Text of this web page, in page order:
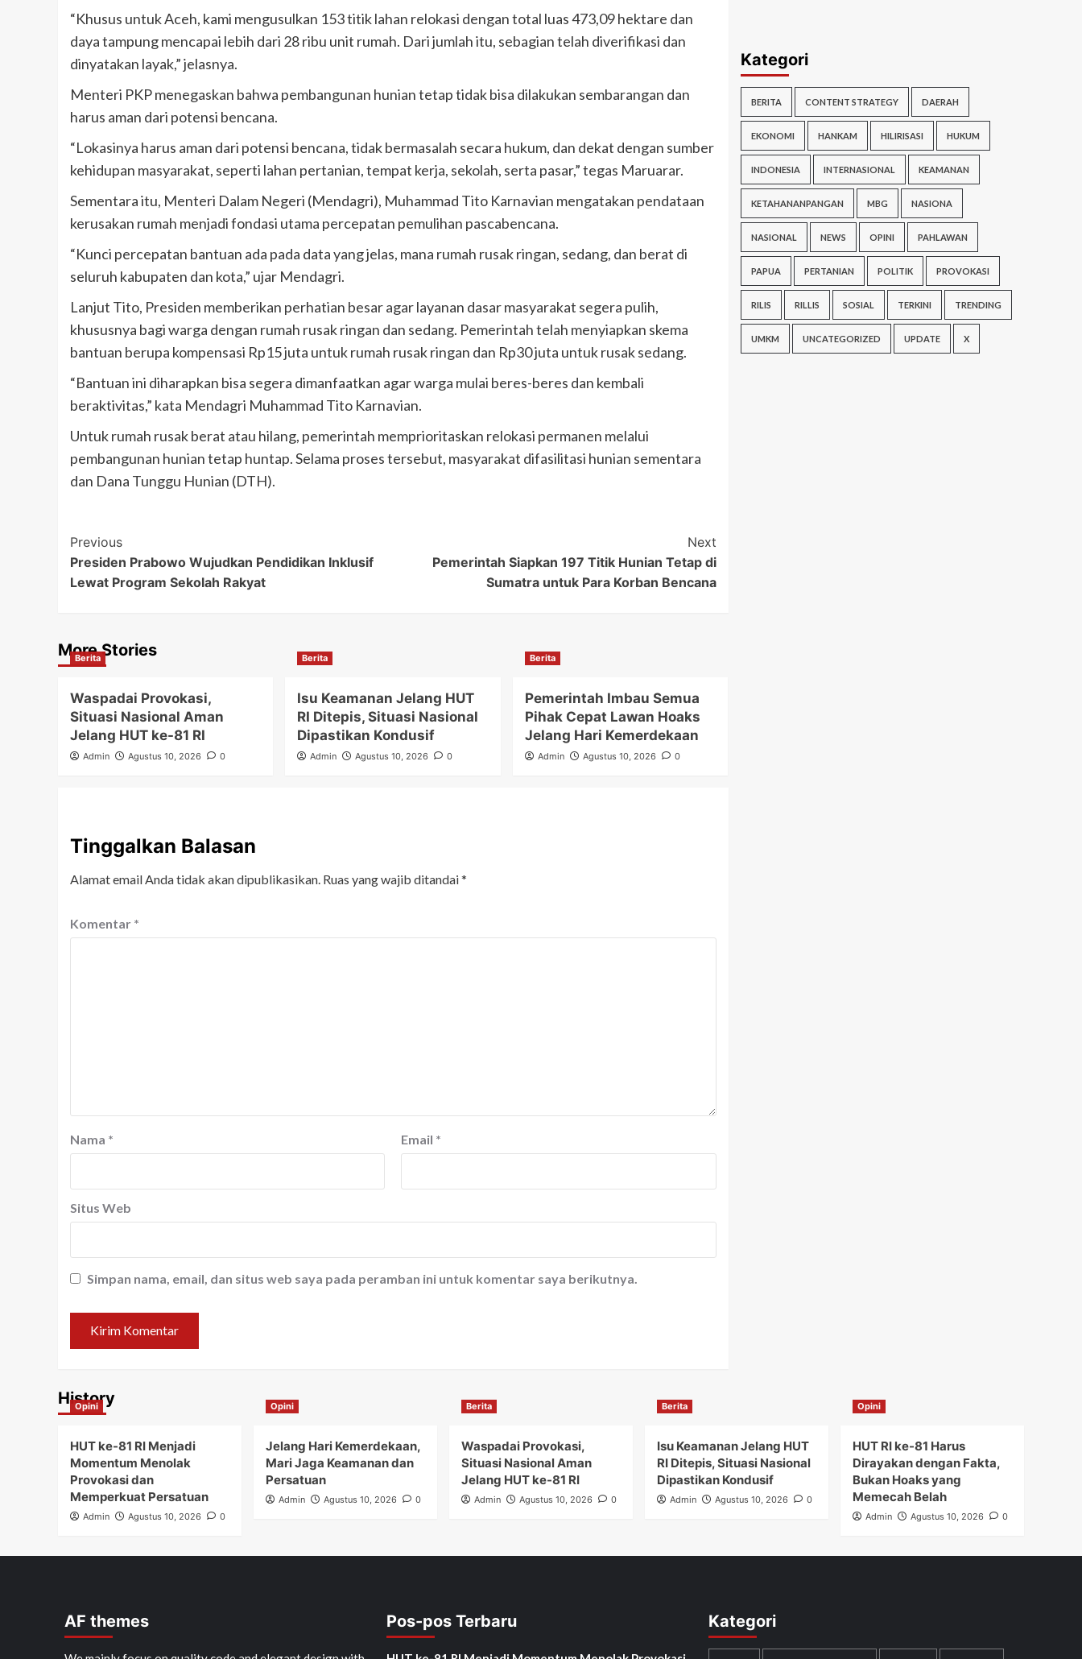
“Khusus untuk Aceh, kami mengusulkan 153 titik lahan relokasi dengan total luas 473,09 hektare dan
daya tampung mencapai lebih dari 28 ribu unit rumah. Dari jumlah itu, sebagian telah diverifikasi dan
dinyatakan layak,” jelasnya.
Menteri PKP menegaskan bahwa pembangunan hunian tetap tidak bisa dilakukan sembarangan dan
harus aman dari potensi bencana.
“Lokasinya harus aman dari potensi bencana, tidak bermasalah secara hukum, dan dekat dengan sumber
kehidupan masyarakat, seperti lahan pertanian, tempat kerja, sekolah, serta pasar,” tegas Maruarar.
Sementara itu, Menteri Dalam Negeri (Mendagri), Muhammad Tito Karnavian mengatakan pendataan
kerusakan rumah menjadi fondasi utama percepatan pemulihan pascabencana.
“Kunci percepatan bantuan ada pada data yang jelas, mana rumah rusak ringan, sedang, dan berat di
seluruh kabupaten dan kota,” ujar Mendagri.
Lanjut Tito, Presiden memberikan perhatian besar agar layanan dasar masyarakat segera pulih,
khususnya bagi warga dengan rumah rusak ringan dan sedang. Pemerintah telah menyiapkan skema
bantuan berupa kompensasi Rp15 juta untuk rumah rusak ringan dan Rp30 juta untuk rusak sedang.
“Bantuan ini diharapkan bisa segera dimanfaatkan agar warga mulai beres-beres dan kembali
beraktivitas,” kata Mendagri Muhammad Tito Karnavian.
Untuk rumah rusak berat atau hilang, pemerintah memprioritaskan relokasi permanen melalui
pembangunan hunian tetap huntap. Selama proses tersebut, masyarakat difasilitasi hunian sementara
dan Dana Tunggu Hunian (DTH).
Post
Navigation
Previous
Presiden Prabowo Wujudkan Pendidikan Inklusif
Lewat Program Sekolah Rakyat
Next
Pemerintah Siapkan 197 Titik Hunian Tetap di
Sumatra untuk Para Korban Bencana
More Stories
Berita
Waspadai Provokasi,
Situasi Nasional Aman
Jelang HUT ke-81 RI
Admin Agustus 10, 2026 0
Berita
Isu Keamanan Jelang HUT
RI Ditepis, Situasi Nasional
Dipastikan Kondusif
Admin Agustus 10, 2026 0
Berita
Pemerintah Imbau Semua
Pihak Cepat Lawan Hoaks
Jelang Hari Kemerdekaan
Admin Agustus 10, 2026 0
Tinggalkan Balasan
Alamat email Anda tidak akan dipublikasikan. Ruas yang wajib ditandai*
Komentar *
Nama * Email *
Situs Web
Simpan nama, email, dan situs web saya pada peramban ini untuk komentar saya berikutnya.
Kategori
BERITA CONTENT STRATEGY DAERAH
EKONOMI HANKAM HILIRISASI HUKUM
INDONESIA INTERNASIONAL KEAMANAN
KETAHANANPANGAN MBG NASIONA
NASIONAL NEWS OPINI PAHLAWAN
PAPUA PERTANIAN POLITIK PROVOKASI
RILIS RILLIS SOSIAL TERKINI TRENDING
UMKM UNCATEGORIZED UPDATE X
History
Opini
HUT ke-81 RI Menjadi
Momentum Menolak
Provokasi dan
Memperkuat Persatuan
Admin Agustus 10, 2026 0
Opini
Jelang Hari Kemerdekaan,
Mari Jaga Keamanan dan
Persatuan
Admin Agustus 10, 2026 0
Berita
Waspadai Provokasi,
Situasi Nasional Aman
Jelang HUT ke-81 RI
Admin Agustus 10, 2026 0
Berita
Isu Keamanan Jelang HUT
RI Ditepis, Situasi Nasional
Dipastikan Kondusif
Admin Agustus 10, 2026 0
Opini
HUT RI ke-81 Harus
Dirayakan dengan Fakta,
Bukan Hoaks yang
Memecah Belah
Admin Agustus 10, 2026 0
AF themes Pos-pos Terbaru Kategori